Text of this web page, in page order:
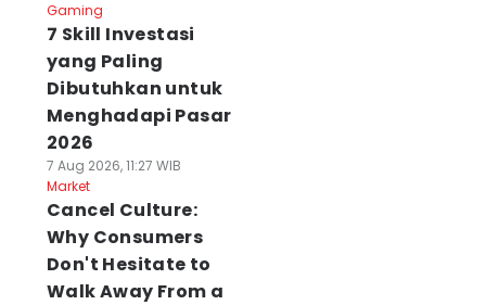
Gaming
7 Skill Investasi
yang Paling
Dibutuhkan untuk
Menghadapi Pasar
2026
7 Aug 2026, 11:27 WIB
Market
Cancel Culture:
Why Consumers
Don't Hesitate to
Walk Away From a